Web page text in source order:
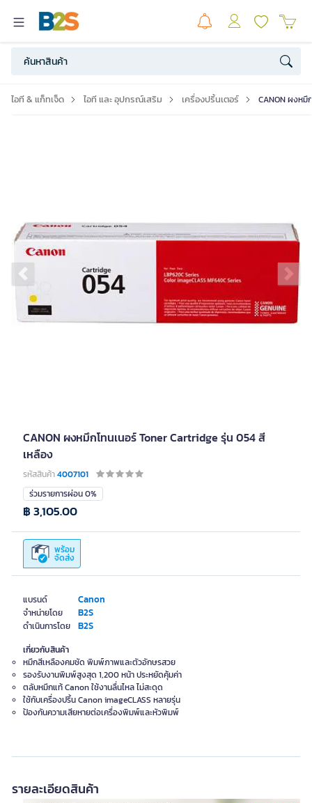
ไอที & แก็ทเจ็ด ไอที และ อุปกรณ์เสริม เครื่องปริ้นเตอร์ CANON ผงหมึ
Previous slide
CANON ผงหมึกโทนเนอร์ Toner Cartridge รุ่น 054 สี
เหลือง
รหัสสินค้า4007101
แบรนด์ Canon
จำหน่ายโดย B2S
ดำเนินการโดย B2S
ร่วมรายการผ่อน 0%
พร้อม
จัดส่ง
฿ 3,105.00
เกี่ยวกับสินค้า
หมึกสีเหลืองคมชัด พิมพ์ภาพและตัวอักษรสวย
รองรับงานพิมพ์สูงสุด 1,200 หน้า ประหยัดคุ้มค่า
ตลับหมึกแท้ Canon ใช้งานลื่นไหล ไม่สะดุด
ใช้กับเครื่องปริ้น Canon imageCLASS หลายรุ่น
ป้องกันความเสียหายต่อเครื่องพิมพ์และหัวพิมพ์
รายละเอียดสินค้า